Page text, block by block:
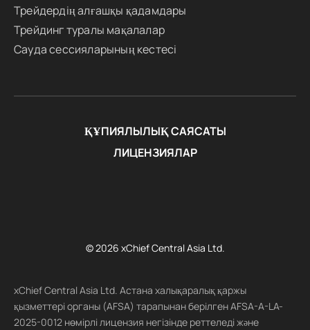
Трейдердің алғашқы қадамдары
Трейдинг туралы мақалалар
Сауда сессияларының кестесі
ҚҰПИЯЛЫЛЫҚ САЯСАТЫ
ЛИЦЕНЗИЯЛАР
© 2026 xChief Central Asia Ltd.
xChief Central Asia Ltd. Астана халықаралық қаржы
қызметтері органы (AFSA) тарапынан берілген AFSA-A-LA-
2025-0012 нөмірлі лицензия негізінде реттеледі және